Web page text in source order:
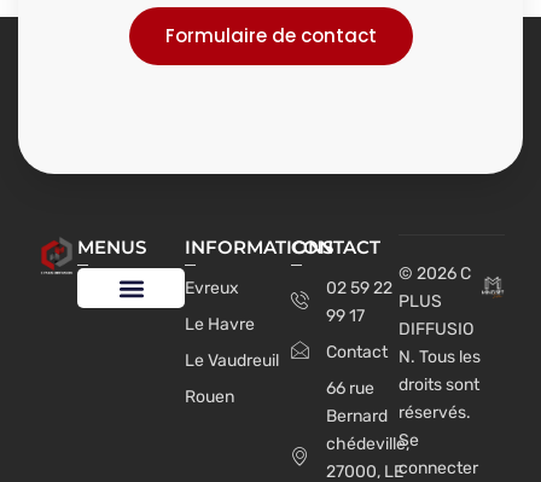
Formulaire de contact
MENUS INFORMATIONS
Evreux
Le Havre
Le Vaudreuil
Rouen
CONTACT
02 59 22
99 17
Contact
66 rue
Bernard
chédeville,
27000, LE
© 2026 C
PLUS
DIFFUSIO
N. Tous les
droits sont
réservés.
Se
connecter